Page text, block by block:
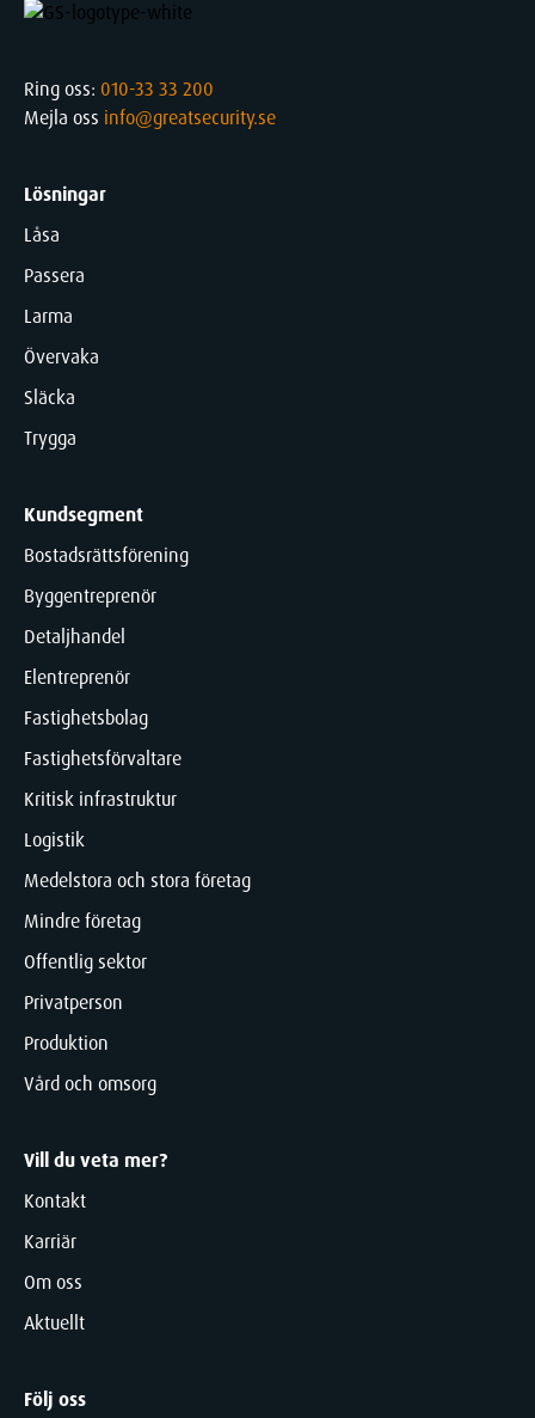
Ring oss: 010-33 33 200
Mejla oss info@greatsecurity.se
Lösningar
Låsa
Passera
Larma
Övervaka
Släcka
Trygga
Kundsegment
Bostadsrättsförening
Byggentreprenör
Detaljhandel
Elentreprenör
Fastighetsbolag
Fastighetsförvaltare
Kritisk infrastruktur
Logistik
Medelstora och stora företag
Mindre företag
Offentlig sektor
Privatperson
Produktion
Vård och omsorg
Vill du veta mer?
Kontakt
Karriär
Om oss
Aktuellt
Följ oss